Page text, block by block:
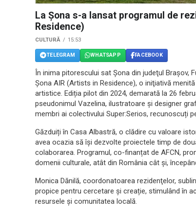
La Șona s-a lansat programul de
Residence)
CULTURĂ 15:53
TELEGRAM WHATSAPP FACEBOOK
În inima pitorescului sat Şona din judeţul Braşov,
Şona AIR (Artists in Residence), o iniţiativă
artistice. Ediția pilot din 2024, demarată la 26
pseudonimul Vazelina, ilustratoare și designer
membri ai colectivului Super:Serios, recunoscuți
Găzduiți în Casa Albastră, o clădire cu valoare
avea ocazia să își dezvolte proiectele timp de
colaborarea. Programul, co-finanțat de AFCN,
domenii culturale, atât din România cât și,
Monica Dănilă, coordonatoarea rezidenţelor,
propice pentru cercetare și creație, stimulând în
resursele și comunitatea locală.